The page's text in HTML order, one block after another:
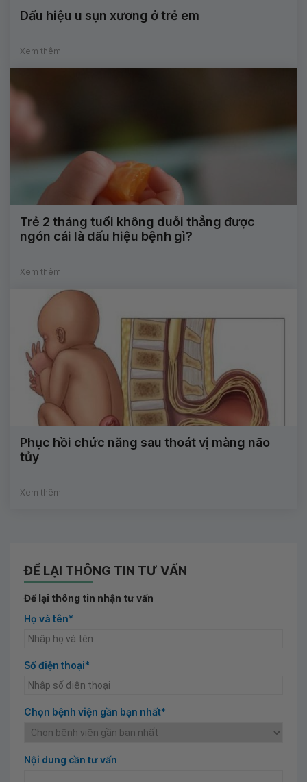
Dấu hiệu u sụn xương ở trẻ em
Xem thêm
Trẻ 2 tháng tuổi không duỗi thẳng được
ngón cái là dấu hiệu bệnh gì?
Xem thêm
Phục hồi chức năng sau thoát vị màng não
tủy
Xem thêm
ĐỂ LẠI THÔNG TIN TƯ VẤN
Để lại thông tin nhận tư vấn
Họ và tên*
Số điện thoại*
Chọn bệnh viện gần bạn nhất*
Nội dung cần tư vấn